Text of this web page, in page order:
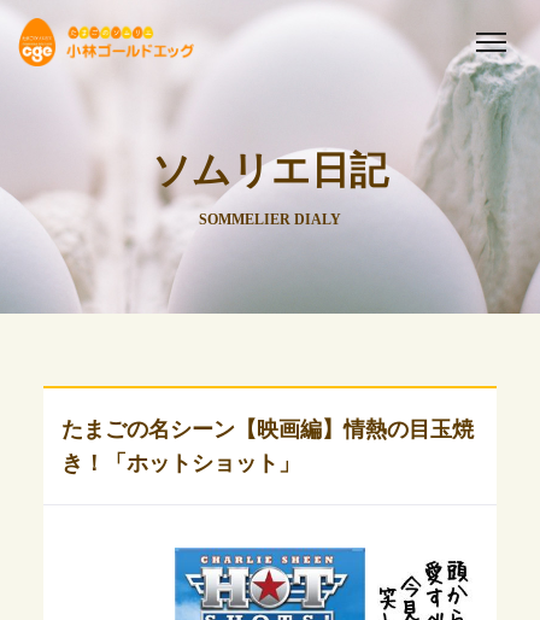
ソムリエ日記
SOMMELIER DIALY
たまごの名シーン【映画編】情熱の目玉焼
き！「ホットショット」